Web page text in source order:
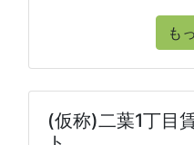
も
(仮称)二葉1丁目